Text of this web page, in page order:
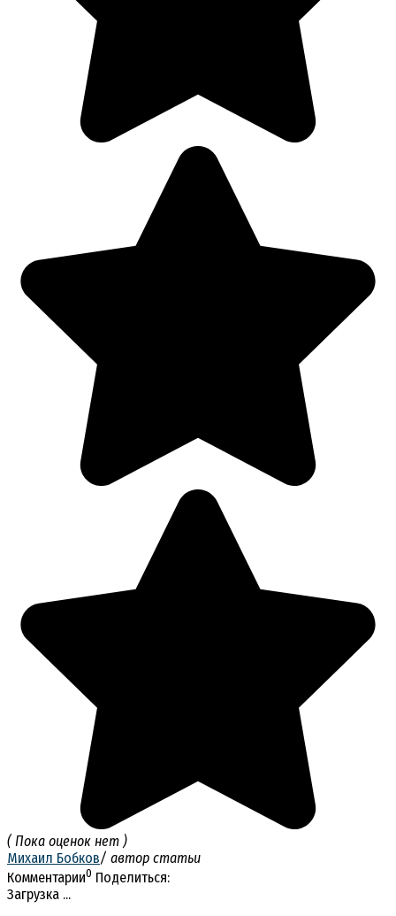
( Пока оценок нет )
Михаил Бобков/ автор статьи
Комментарии0 Поделиться:
Загрузка ...